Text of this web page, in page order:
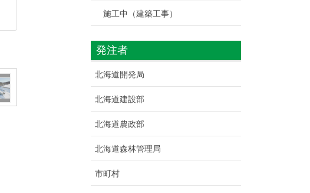
施工中（建築工事）
発注者
北海道開発局
北海道建設部
北海道農政部
北海道森林管理局
市町村